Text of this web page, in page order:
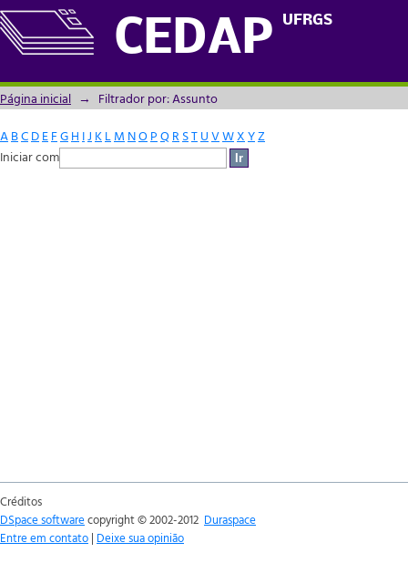
CEDAP UFRGS
Filtrador por: Assunto
Página inicial → Filtrador por: Assunto
ABCDEFGH IJ KLM NOPQRSTUVWXYZ
Iniciar com
Créditos
DSpace softwarecopyright © 2002-2012 Duraspace
Entre em contato | Deixe sua opinião